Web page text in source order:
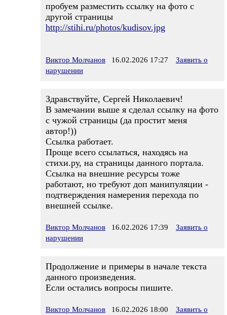
пробуем разместить ссылку на фото с
другой страницы
http://stihi.ru/photos/kudisov.jpg
Виктор Молчанов 16.02.2026 17:27
Заявить о
нарушении
Здравствуйте, Сергей Николаевич!
В замечании выше я сделал ссылку на фото
с чужой страницы (да простит меня
автор!))
Ссылка работает.
Проще всего ссылаться, находясь на
стихи.ру, на страницы данного портала.
Ссылка на внешние ресурсы тоже
работают, но требуют доп манипуляции -
подтверждения намерения перехода по
внешней ссылке.
Виктор Молчанов 16.02.2026 17:39
Заявить о
нарушении
Продолжение и примеры в начале текста
данного произведения.
Если остались вопросы пишите.
Виктор Молчанов 16.02.2026 18:00
Заявить о